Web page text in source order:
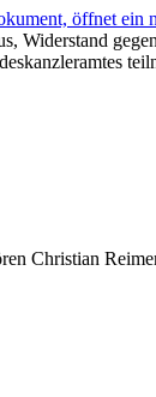
öffnet ein
Widerstand
Christian